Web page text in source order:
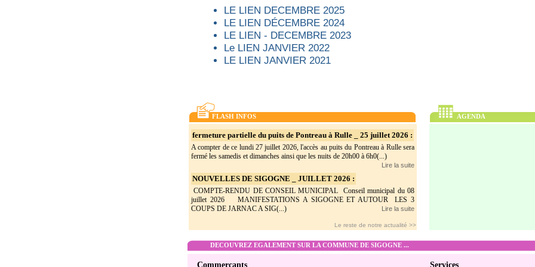
LE LIEN DECEMBRE 2025
LE LIEN DÉCEMBRE 2024
LE LIEN - DECEMBRE 2023
Le LIEN JANVIER 2022
LE LIEN JANVIER 2021
FLASH INFOS AGENDA
fermeture partielle du puits de Pontreau à Rulle _ 25 juillet 2026 :
A compter de ce lundi 27 juillet 2026, l'accès au puits du Pontreau à Rulle sera
fermé les samedis et dimanches ainsi que les nuits de 20h00 à 6h0(...)
Lire la suite
NOUVELLES DE SIGOGNE _ JUILLET 2026 :
COMPTE-RENDU DE CONSEIL MUNICIPAL Conseil municipal du 08
juillet 2026 MANIFESTATIONS A SIGOGNE ET AUTOUR LES 3
COUPS DE JARNAC A SIG(...)
Lire la suite
Le reste de notre actualité >>
DECOUVREZ EGALEMENT SUR LA COMMUNE DE SIGOGNE ...
Commerçants Services